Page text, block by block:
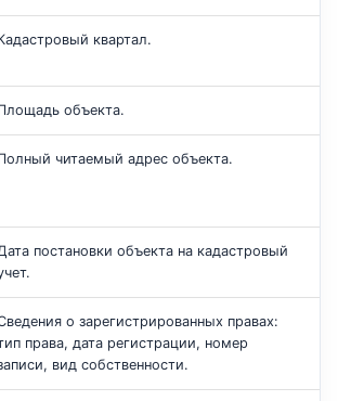
квартал.
объекта.
читаемый адрес объекта.
постановки объекта на кадастровый
о зарегистрированных правах:
права, дата регистрации, номер
вид собственности.